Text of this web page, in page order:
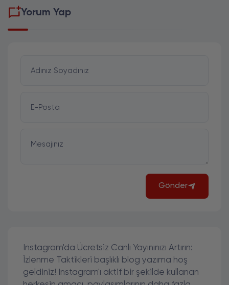
Yorum Yap
Adınız Soyadınız
E-Posta
Mesajınız
Gönder
Instagram'da Ücretsiz Canlı Yayınınızı Artırın:
İzlenme Taktikleri başlıklı blog yazıma hoş
geldiniz! Instagram'ı aktif bir şekilde kullanan